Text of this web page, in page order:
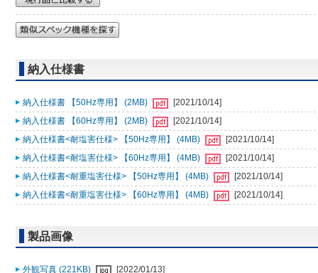
納入仕様書
納入仕様書 【50Hz専用】 (2MB)
[2021/10/14]
納入仕様書 【60Hz専用】 (2MB)
[2021/10/14]
納入仕様書<耐塩害仕様> 【50Hz専用】 (4MB)
[2021/10/14]
納入仕様書<耐塩害仕様> 【60Hz専用】 (4MB)
[2021/10/14]
納入仕様書<耐重塩害仕様> 【50Hz専用】 (4MB)
[2021/10/14]
納入仕様書<耐重塩害仕様> 【60Hz専用】 (4MB)
[2021/10/14]
製品画像
外観写真 (221KB) [2022/01/13]